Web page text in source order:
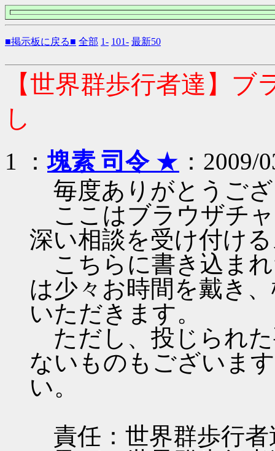
■掲示板に戻る■ 全部 1- 101- 最新50
【世界群歩行者達】
し
1 ：塊素 司令★ ：2009/
毎度ありがとうご
ここはブラウザチ
深い相談を受け付け
こちらに書き込ま
は少々お時間を戴き
いただきます。
ただし、投じられ
ないものもございま
い。
責任：世界群歩行